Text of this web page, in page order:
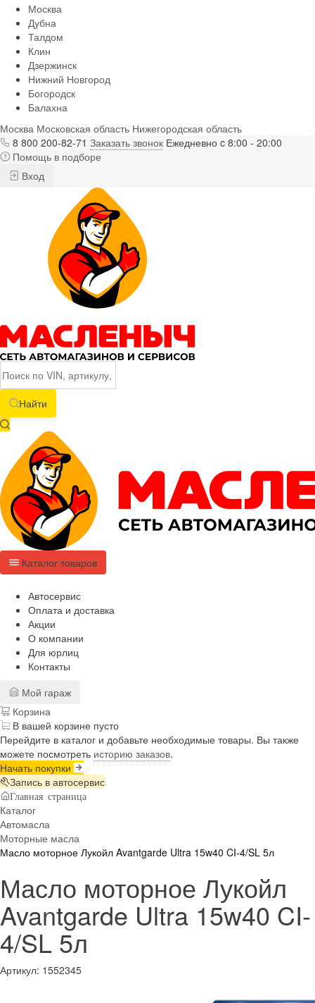
Москва
Дубна
Талдом
Клин
Дзержинск
Нижний Новгород
Богородск
Балахна
Москва Московская область Нижегородская область
8 800 200-82-71 Заказать звонок Ежедневно c 8:00 - 20:00
Помощь в подборе
Вход
Найти
Каталог товаров
Автосервис
Оплата и доставка
Акции
О компании
Для юрлиц
Контакты
Мой гараж
Корзина
В вашей корзине пусто
Перейдите в каталог и добавьте необходимые товары. Вы также
можете посмотреть историю заказов.
Начать покупки
Запись в автосервис
Главная страница
Каталог
Автомасла
Моторные масла
Масло моторное Лукойл Avantgarde Ultra 15w40 CI-4/SL 5л
Масло моторное Лукойл
Avantgarde Ultra 15w40 CI-
4/SL 5л
Артикул: 1552345